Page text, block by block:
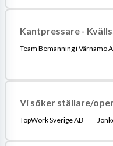
Kantpressare -
Team Bemanning i Värnamo
Vi söker ställare/
TopWork Sverige AB